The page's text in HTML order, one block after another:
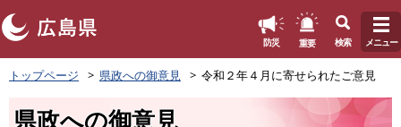
ペ
ー
防災 重要 検索 メニュー
トップページ 県政への御意見 令和２年４月に寄せられたご意見
県政への御意見